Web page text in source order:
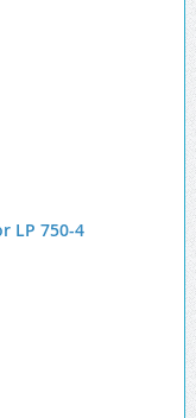
LP 750-4